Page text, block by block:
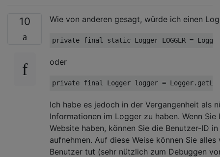
10 Wie von anderen gesagt, würde ich einen
private final static
oder
private final Logger logger =
Ich habe es jedoch in der Vergangenheit als
Informationen im Logger zu haben. Wenn Sie
Website haben, können Sie die Benutzer-ID
aufnehmen. Auf diese Weise können Sie
Benutzer tut (sehr nützlich zum Debuggen